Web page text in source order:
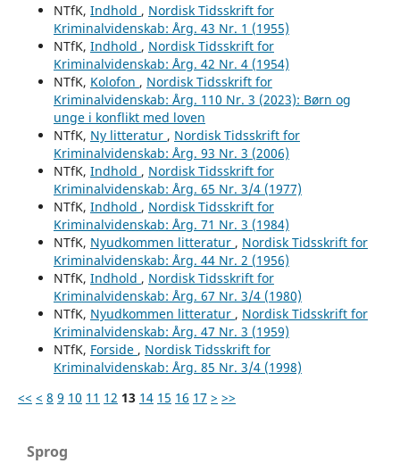
NTfK, Indhold , Nordisk Tidsskrift for
Kriminalvidenskab: Årg. 43 Nr. 1 (1955)
NTfK, Indhold , Nordisk Tidsskrift for
Kriminalvidenskab: Årg. 42 Nr. 4 (1954)
NTfK, Kolofon , Nordisk Tidsskrift for
Kriminalvidenskab: Årg. 110 Nr. 3 (2023): Børn og
unge i konflikt med loven
NTfK, Ny litteratur , Nordisk Tidsskrift for
Kriminalvidenskab: Årg. 93 Nr. 3 (2006)
NTfK, Indhold , Nordisk Tidsskrift for
Kriminalvidenskab: Årg. 65 Nr. 3/4 (1977)
NTfK, Indhold , Nordisk Tidsskrift for
Kriminalvidenskab: Årg. 71 Nr. 3 (1984)
NTfK, Nyudkommen litteratur , Nordisk Tidsskrift for
Kriminalvidenskab: Årg. 44 Nr. 2 (1956)
NTfK, Indhold , Nordisk Tidsskrift for
Kriminalvidenskab: Årg. 67 Nr. 3/4 (1980)
NTfK, Nyudkommen litteratur , Nordisk Tidsskrift for
Kriminalvidenskab: Årg. 47 Nr. 3 (1959)
NTfK, Forside , Nordisk Tidsskrift for
Kriminalvidenskab: Årg. 85 Nr. 3/4 (1998)
<< < 8 9 10 11 12 13 14 15 16 17 > >>
Sprog